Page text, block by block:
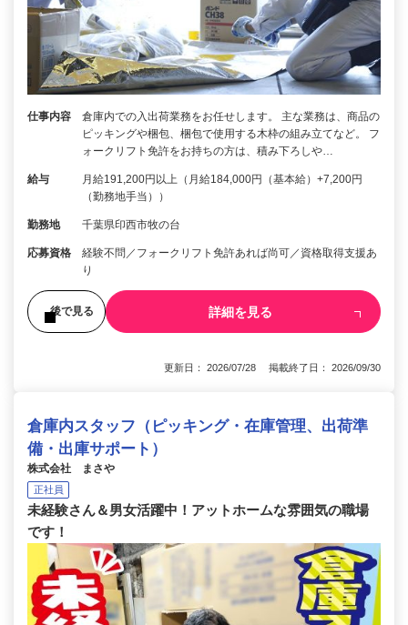
仕事内容
倉庫内での入出荷業務をお任せします。 主な業務は、商品の
ピッキングや梱包、梱包で使用する木枠の組み立てなど。 フ
ォークリフト免許をお持ちの方は、積み下ろしや…
給与
月給191,200円以上（月給184,000円（基本給）+7,200円
（勤務地手当））
勤務地 千葉県印西市牧の台
応募資格
経験不問／フォークリフト免許あれば尚可／資格取得支援あ
り
後で見る 詳細を見る
更新日： 2026/07/28 掲載終了日： 2026/09/30
倉庫内スタッフ（ピッキング・在庫管理、出荷準
備・出庫サポート）
株式会社 まさや
正社員
未経験さん＆男女活躍中！アットホームな雰囲気の職場
です！